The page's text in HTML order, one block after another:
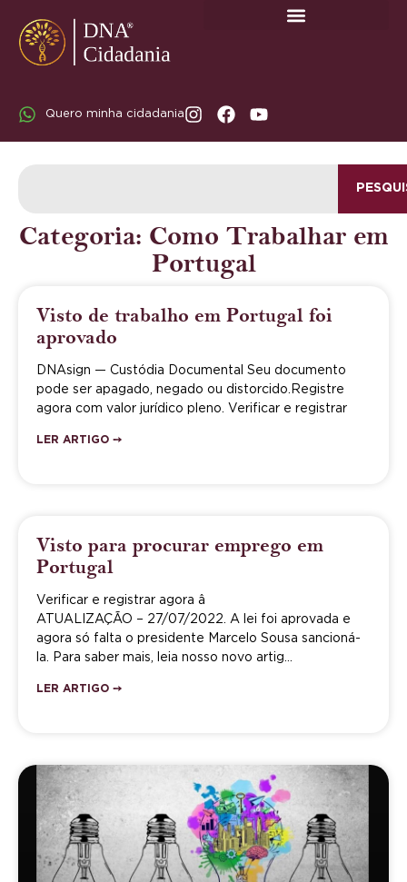
Quero minha cidadania
Categoria: Como Trabalhar em
Portugal
Visto de trabalho em Portugal foi
aprovado
DNAsign — Custódia Documental Seu documento
pode ser apagado, negado ou distorcido.Registre
agora com valor jurídico pleno. Verificar e registrar
LER ARTIGO ➙
Visto para procurar emprego em
Portugal
Verificar e registrar agora â
ATUALIZAÇÃO – 27/07/2022. A lei foi aprovada e
agora só falta o presidente Marcelo Sousa sancioná-
la. Para saber mais, leia nosso novo artig…
LER ARTIGO ➙